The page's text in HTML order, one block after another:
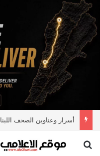
أسرار وعناوين الصحف
بحث عن